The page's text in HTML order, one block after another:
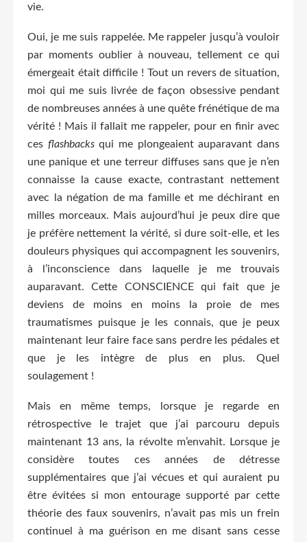
vie.
Oui, je me suis rappelée. Me rappeler jusqu’à vouloir
par moments oublier à nouveau, tellement ce qui
émergeait était difficile ! Tout un revers de situation,
moi qui me suis livrée de façon obsessive pendant
de nombreuses années à une quête frénétique de ma
vérité ! Mais il fallait me rappeler, pour en finir avec
ces flashbacksqui me plongeaient auparavant dans
une panique et une terreur diffuses sans que je n’en
connaisse la cause exacte, contrastant nettement
avec la négation de ma famille et me déchirant en
milles morceaux. Mais aujourd’hui je peux dire que
je préfère nettement la vérité, si dure soit-elle, et les
douleurs physiques qui accompagnent les souvenirs,
à l’inconscience dans laquelle je me trouvais
auparavant. Cette CONSCIENCE qui fait que je
deviens de moins en moins la proie de mes
traumatismes puisque je les connais, que je peux
maintenant leur faire face sans perdre les pédales et
que je les intègre de plus en plus. Quel
soulagement !
Mais en même temps, lorsque je regarde en
rétrospective le trajet que j’ai parcouru depuis
maintenant 13 ans, la révolte m’envahit. Lorsque je
considère toutes ces années de détresse
supplémentaires que j’ai vécues et qui auraient pu
être évitées si mon entourage supporté par cette
théorie des faux souvenirs, n’avait pas mis un frein
continuel à ma guérison en me disant sans cesse